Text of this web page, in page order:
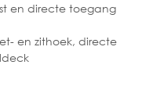
en directe toegang
en zithoek, directe